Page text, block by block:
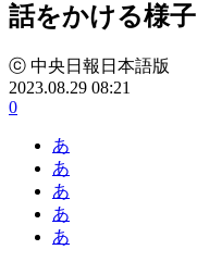
話をかける様子
ⓒ 中央日報日本語版
2023.08.29 08:21
0
あ
あ
あ
あ
あ